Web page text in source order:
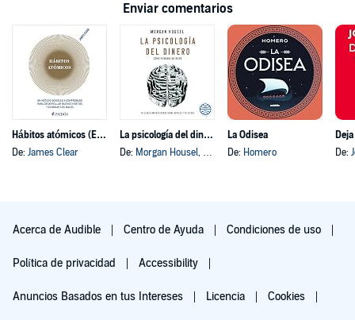
Enviar comentarios
Hábitos atómicos (Español neutro)
De: James Clear
La psicología del dinero
De: Morgan Housel, y otros
La Odisea
De: Homero
De:
Acerca de Audible Centro de Ayuda Condiciones de uso
Política de privacidad Accessibility
Anuncios Basados en tus Intereses Licencia Cookies